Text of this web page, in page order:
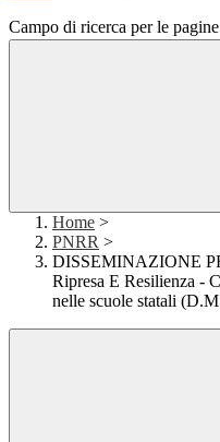
Campo di ricerca per le
Home >
PNRR >
DISSEMINAZIONE
Ripresa E Resilienza -
nelle scuole statali